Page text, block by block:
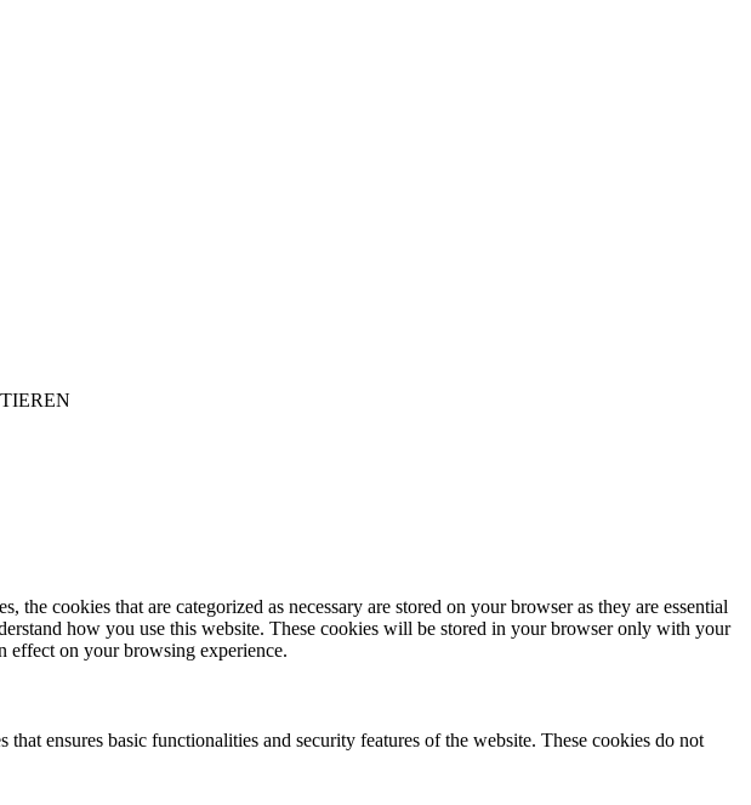
cookies that are categorized as necessary are stored on your browser as they are essential
how you use this website. These cookies will be stored in your browser only with your
effect on your browsing experience.
ensures basic functionalities and security features of the website. These cookies do not